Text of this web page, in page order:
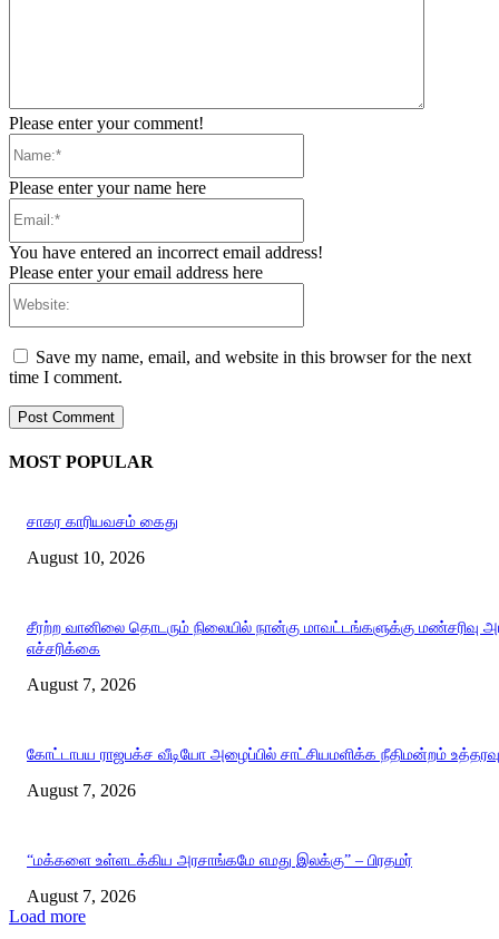
Please enter your comment!
Please enter your name here
You have entered an incorrect email address!
Please enter your email address here
Save my name, email, and website in this browser for the next
time I comment.
MOST POPULAR
சாகர காரியவசம் கைது
August 10, 2026
சீரற்ற வானிலை தொடரும் நிலையில் நான்கு மாவட்டங்களுக்கு மண்சரிவு
எச்சரிக்கை
August 7, 2026
கோட்டாபய ராஜபக்ச வீடியோ அழைப்பில் சாட்சியமளிக்க நீதிமன்றம் உத்தரவு
August 7, 2026
“மக்களை உள்ளடக்கிய அரசாங்கமே எமது இலக்கு” – பிரதமர்
August 7, 2026
Load more